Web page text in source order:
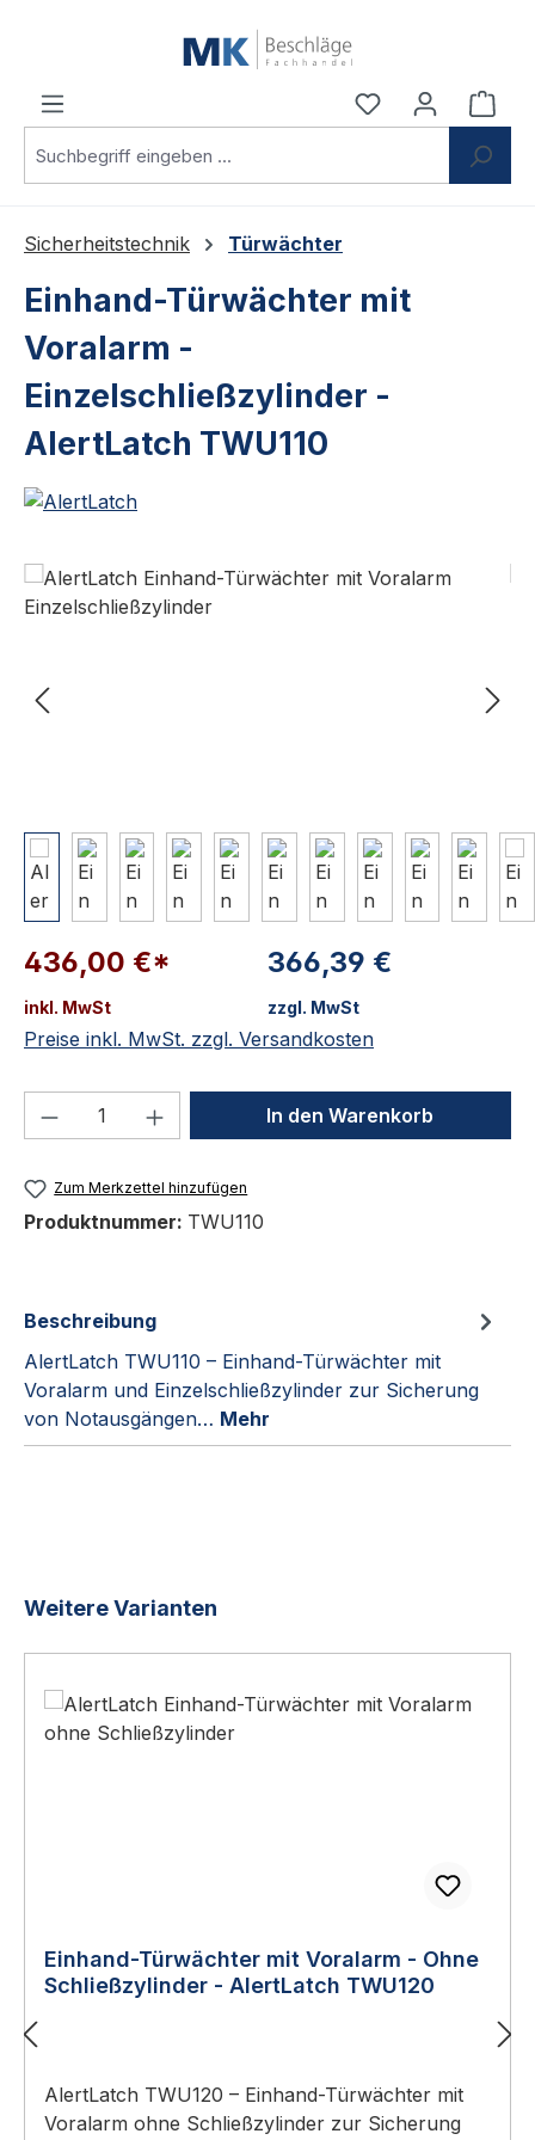
Du hast 0
Sicherheitstechnik Türwächter
Einhand-Türwächter mit
Voralarm -
Einzelschließzylinder -
AlertLatch TWU110
436,00 €*
inkl. MwSt
366,39 €
zzgl. MwSt
Preise inkl. MwSt. zzgl. Versandkosten
Produkt Anzahl: Gib denIn den Warenkorb
Zum Merkzettel hinzufügen
Produktnummer: TWU110
Beschreibung
AlertLatch TWU110 – Einhand-Türwächter mit
Voralarm und Einzelschließzylinder zur Sicherung
von Notausgängen… Mehr
Produktgalerie überspringen
Weitere Varianten
Einhand-Türwächter mit Voralarm - Ohne
Schließzylinder - AlertLatch TWU120
AlertLatch TWU120 – Einhand-Türwächter mit
Voralarm ohne Schließzylinder zur Sicherung